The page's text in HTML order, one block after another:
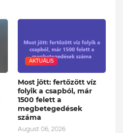
AKTUÁLIS
Most jött: fertőzött víz
folyik a csapból, már
1500 felett a
megbetegedések
száma
August 06, 2026